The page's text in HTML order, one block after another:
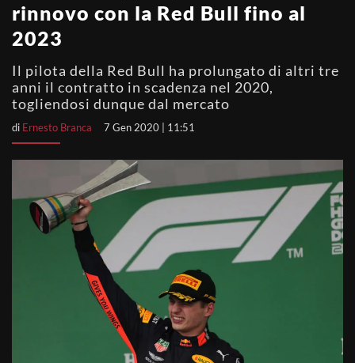
rinnovo con la Red Bull fino al
2023
Il pilota della Red Bull ha prolungato di altri tre
anni il contratto in scadenza nel 2020,
togliendosi dunque dal mercato
di Ernesto Branca 7 Gen 2020 | 11:51